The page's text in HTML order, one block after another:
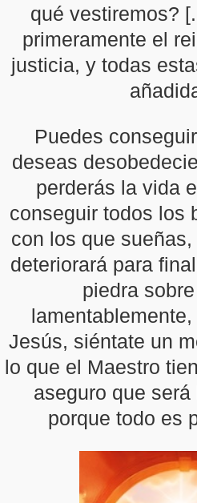
qué vestiremos?
primeramente el
justicia, y todas
Puedes
deseas
perderás la vida
conseguir todos los
con los que
deteriorará para
piedra
Jesús, siéntate un
lo que el Maestro
aseguro que
porque todo es